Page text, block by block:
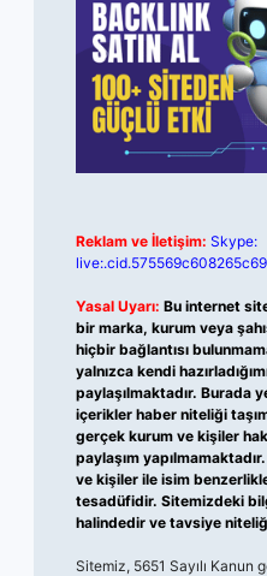
Reklam ve İletişim: Skype:
live:.cid.575569c608265c69
Yasal Uyarı: Bu internet
bir marka, kurum veya
hiçbir bağlantısı
yalnızca kendi
paylaşılmaktadır. Burada
içerikler haber niteliği
gerçek kurum ve kişiler
paylaşım
ve kişiler ile isim
tesadüfidir. Sitemizdeki
halindedir ve tavsiye
Sitemiz, 5651 Sayılı Kanun